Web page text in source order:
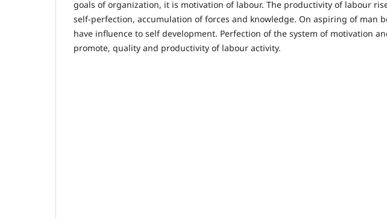
goals of organization, it is motivation of labour. The productivity of labour
self-perfection, accumulation of forces and knowledge. On aspiring of man
have influence to self development. Perfection of the system of motivation
promote, quality and productivity of labour activity.